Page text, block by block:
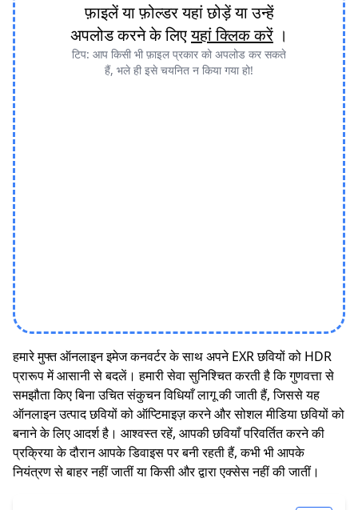
फ़ाइलें या फ़ोल्डर यहां छोड़ें या उन्हें
अपलोड करने के लिएयहां क्लिक करें ।
टिप: आप किसी भी फ़ाइल प्रकार को अपलोड कर सकते
हैं, भले ही इसे चयनित न किया गया हो!
हमारे मुफ्त ऑनलाइन इमेज कनवर्टर के साथ अपने EXR छवियों को HDR
प्रारूप में आसानी से बदलें। हमारी सेवा सुनिश्चित करती है कि गुणवत्ता से
समझौता किए बिना उचित संकुचन विधियाँ लागू की जाती हैं, जिससे यह
ऑनलाइन उत्पाद छवियों को ऑप्टिमाइज़ करने और सोशल मीडिया छवियों को
बनाने के लिए आदर्श है। आश्वस्त रहें, आपकी छवियाँ परिवर्तित करने की
प्रक्रिया के दौरान आपके डिवाइस पर बनी रहती हैं, कभी भी आपके
नियंत्रण से बाहर नहीं जातीं या किसी और द्वारा एक्सेस नहीं की जातीं।